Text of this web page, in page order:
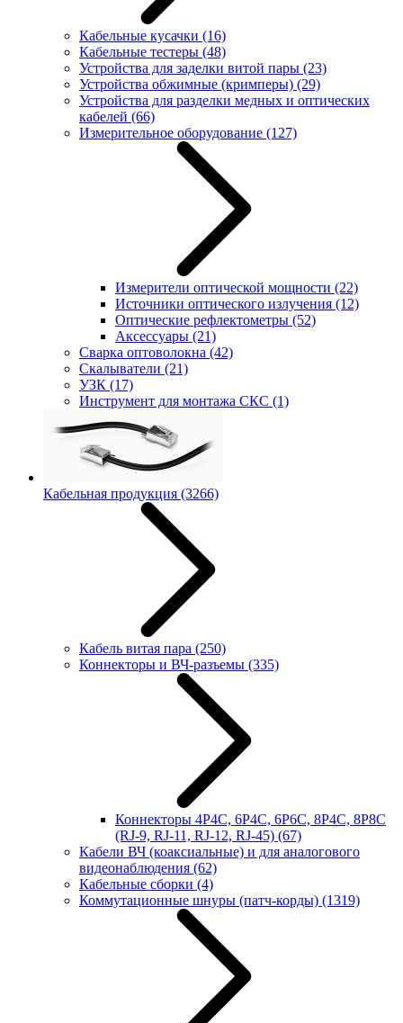
Кабельные кусачки (16)
Кабельные тестеры (48)
Устройства для заделки витой пары (23)
Устройства обжимные (кримперы) (29)
Устройства для разделки медных и оптических
кабелей (66)
Измерительное оборудование (127)
Измерители оптической мощности (22)
Источники оптического излучения (12)
Оптические рефлектометры (52)
Аксессуары (21)
Сварка оптоволокна (42)
Скалыватели (21)
УЗК (17)
Инструмент для монтажа СКС (1)
Кабельная продукция (3266)
Кабель витая пара (250)
Коннекторы и ВЧ-разъемы (335)
Коннекторы 4P4C, 6P4C, 6P6C, 8P4C, 8P8C
(RJ-9, RJ-11, RJ-12, RJ-45) (67)
Кабели ВЧ (коаксиальные) и для аналогового
видеонаблюдения (62)
Кабельные сборки (4)
Коммутационные шнуры (патч-корды) (1319)